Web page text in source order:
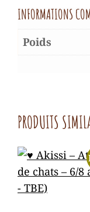
INFORMATIONS
Poids
PRODUITS